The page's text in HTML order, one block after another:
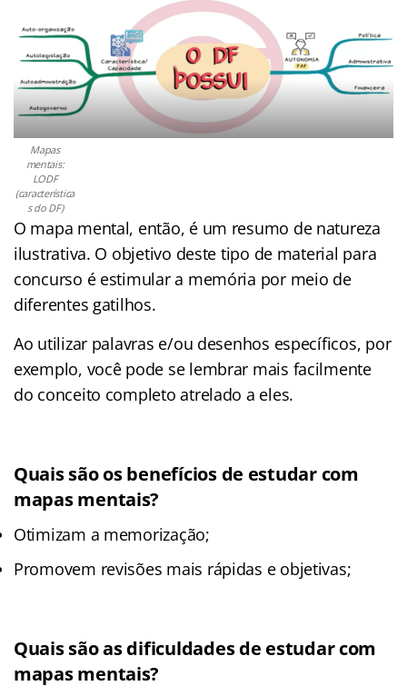
Mapas
mentais:
LODF
(característica
s do DF)
O mapa mental, então, é um resumo de natureza
ilustrativa. O objetivo deste tipo de material para
concurso é estimular a memória por meio de
diferentes gatilhos.
Ao utilizar palavras e/ou desenhos específicos, por
exemplo, você pode se lembrar mais facilmente
do conceito completo atrelado a eles.
Quais são os benefícios de estudar com
mapas mentais?
Otimizam a memorização;
Promovem revisões mais rápidas e objetivas;
Quais são as dificuldades de estudar com
mapas mentais?